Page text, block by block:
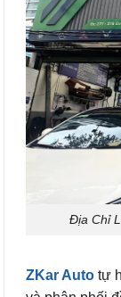
Địa Chỉ
ZKar Auto tự